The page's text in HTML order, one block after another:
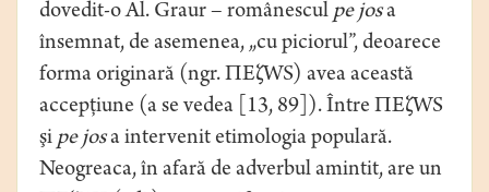
dovedit-o Al. Graur – românescul pe josa
însemnat, de asemenea, „cu piciorul”, deoarece
forma originară (ngr. ПЕζWS) avea această
accepţiune (a se vedea [13, 89]). Între ПЕζWS
şi pejosa intervenit etimologia populară.
Neogreaca, în afară de adverbul amintit, are un